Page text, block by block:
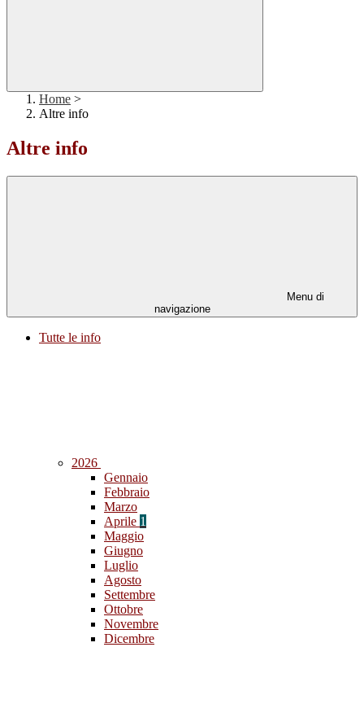
Home >
Altre info
Altre info
Menu di
navigazione
Tutte le info
2026
Gennaio
Febbraio
Marzo
Aprile 1
Maggio
Giugno
Luglio
Agosto
Settembre
Ottobre
Novembre
Dicembre